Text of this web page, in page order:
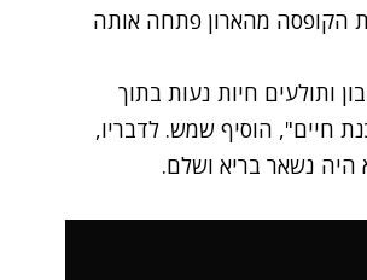
הקופסה מהארון פתחה אותה
ותולעים חיות נעות בתוך
חיים", הוסיף שמש. לדבריו,
נשאר בריא ושלם.